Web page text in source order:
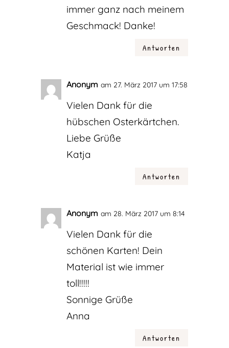
immer ganz nach meinem
Geschmack! Danke!
Antworten
Anonym am 27. März 2017 um 17:58
Vielen Dank für die
hübschen Osterkärtchen.
Liebe Grüße
Katja
Antworten
Anonym am 28. März 2017 um 8:14
Vielen Dank für die
schönen Karten! Dein
Material ist wie immer
toll!!!!!
Sonnige Grüße
Anna
Antworten